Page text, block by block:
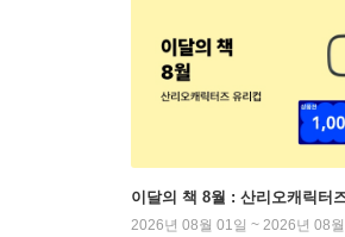
이달의 책 8월 : 산리오캐릭터
2026년 08월 01일 ~ 2026년 08월